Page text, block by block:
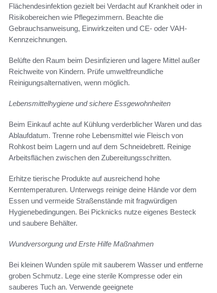
Flächendesinfektion gezielt bei Verdacht auf Krankheit oder in
Risikobereichen wie Pflegezimmern. Beachte die
Gebrauchsanweisung, Einwirkzeiten und CE- oder VAH-
Kennzeichnungen.
Belüfte den Raum beim Desinfizieren und lagere Mittel außer
Reichweite von Kindern. Prüfe umweltfreundliche
Reinigungsalternativen, wenn möglich.
Lebensmittelhygiene und sichere Essgewohnheiten
Beim Einkauf achte auf Kühlung verderblicher Waren und das
Ablaufdatum. Trenne rohe Lebensmittel wie Fleisch von
Rohkost beim Lagern und auf dem Schneidebrett. Reinige
Arbeitsflächen zwischen den Zubereitungsschritten.
Erhitze tierische Produkte auf ausreichend hohe
Kerntemperaturen. Unterwegs reinige deine Hände vor dem
Essen und vermeide Straßenstände mit fragwürdigen
Hygienebedingungen. Bei Picknicks nutze eigenes Besteck
und saubere Behälter.
Wundversorgung und Erste Hilfe Maßnahmen
Bei kleinen Wunden spüle mit sauberem Wasser und entferne
groben Schmutz. Lege eine sterile Kompresse oder ein
sauberes Tuch an. Verwende geeignete